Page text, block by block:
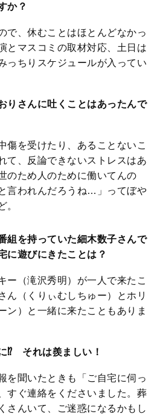
か？
で、休むことはほとんどなかっ
とマスコミの取材対応、土日は
っちりスケジュールが入ってい
さんに吐くことはあったんで
傷を受けたり、あることないこ
て、反論できないストレスはあ
のため人のために働いてんの
言われんだろうね…」ってぼや
。
を持っていた細木数子さんで
に遊びにきたことは？
ー（滝沢秀明）が一人で来たこ
ん（くりぃむしちゅー）とホリ
ン）と一緒に来たこともありま
⁉ それは羨ましい！
を聞いたときも「ご自宅に伺っ
すぐ連絡をくださいました。葬
さんいて、ご迷惑になるかもし